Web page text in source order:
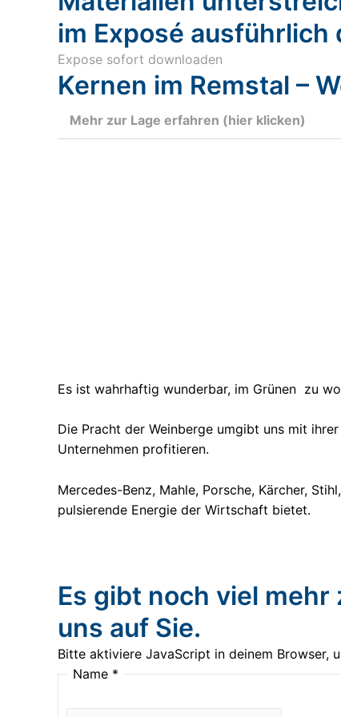
im Exposé ausführlich
Expose sofort downloaden
Kernen im Remstal –
Mehr zur Lage erfahren (hier klicken)
Es ist wahrhaftig wunderbar, im Grünen zu
Die Pracht der Weinberge umgibt uns mit
Unternehmen profitieren.
Mercedes-Benz, Mahle, Porsche, Kärcher,
pulsierende Energie der Wirtschaft bietet.
Es gibt noch viel
uns auf Sie.
Bitte aktiviere JavaScript in deinem Browser,
Name *